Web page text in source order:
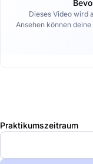
Dieses Video wird
Ansehen können
Praktikumszeitraum